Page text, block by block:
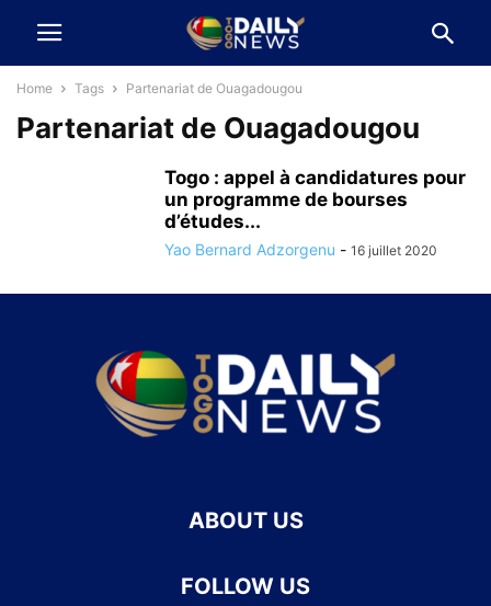
Home Tags Partenariat de Ouagadougou
Partenariat de Ouagadougou
Togo : appel à candidatures pour
un programme de bourses
d’études...
Yao Bernard Adzorgenu - 16 juillet 2020
ABOUT US
FOLLOW US